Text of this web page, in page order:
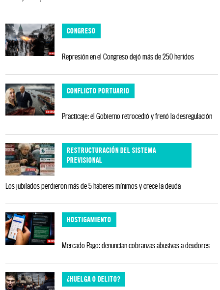
CONGRESO
Represión en el Congreso dejó más de 250 heridos
CONFLICTO PORTUARIO
Practicaje: el Gobierno retrocedió y frenó la desregulación
RESTRUCTURACIÓN DEL SISTEMA
PREVISIONAL
Los jubilados perdieron más de 5 haberes mínimos y crece la deuda
HOSTIGAMIENTO
Mercado Pago: denuncian cobranzas abusivas a deudores
¿HUELGA O DELITO?